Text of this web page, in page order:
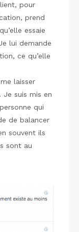
pour
prend
essaie
lui demande
ce qu’elle
laisser
Je suis mis en
qui
de balancer
souvent ils
sont au